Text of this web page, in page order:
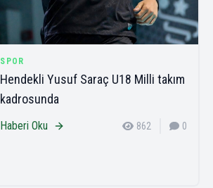
SPOR
Hendekli Yusuf Saraç U18 Milli takım
kadrosunda
Haberi Oku 862 0